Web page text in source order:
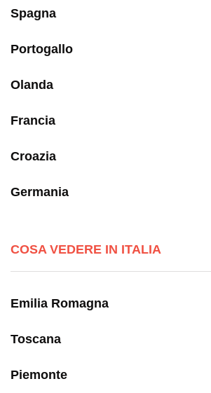
Spagna
Portogallo
Olanda
Francia
Croazia
Germania
COSA VEDERE IN ITALIA
Emilia Romagna
Toscana
Piemonte